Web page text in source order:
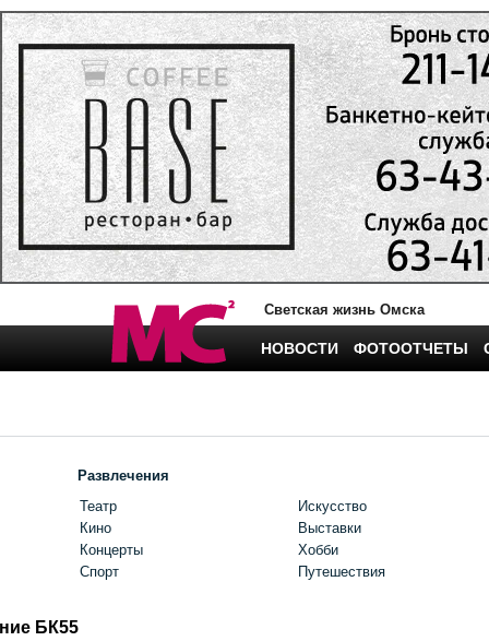
Светская жизнь Омска
НОВОСТИ ФОТООТЧЕТЫ
Развлечения
Театр
Кино
Концерты
Спорт
Искусство
Выставки
Хобби
Путешествия
БК55